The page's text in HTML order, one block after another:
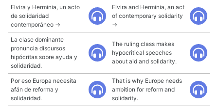
Elvira y Herminia, un acto
de solidaridad
contemporáneo →
Elvira and Herminia, an act
of contemporary solidarity
→
La clase dominante
pronuncia discursos
hipócritas sobre ayuda y
solidaridad.
The ruling class makes
hypocritical speeches
about aid and solidarity.
Por eso Europa necesita
afán de reforma y
solidaridad.
That is why Europe needs
ambition for reform and
solidarity.